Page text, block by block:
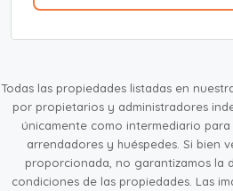
Todas las propiedades listadas en
por propietarios y administradores
únicamente como intermediario
arrendadores y huéspedes. Si bien
proporcionada, no garantizamos la
condiciones de las propiedades. Las